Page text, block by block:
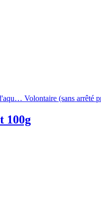
Volontaire (sans arrêté
100g